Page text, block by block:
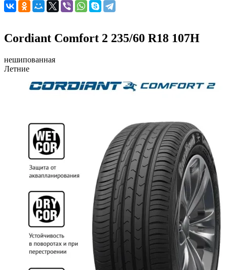
Cordiant Comfort 2 235/60 R18 107H
нешипованная
Летние